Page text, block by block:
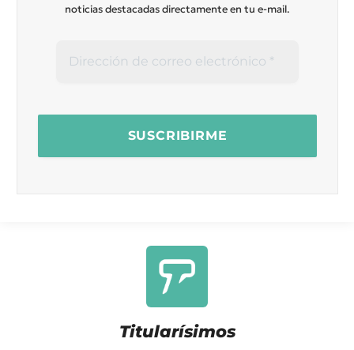
noticias destacadas directamente en tu e-mail.
Titularísimos